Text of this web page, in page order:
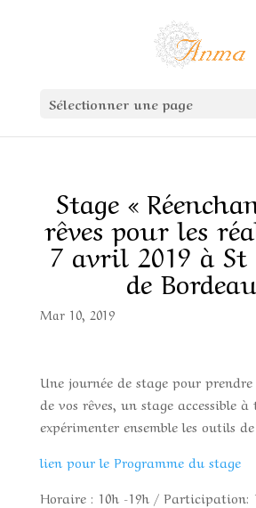
Sélectionner une page
Stage «
rêves pour les
7 avril 2019 à
de
Mar 10, 2019
Une journée de stage pour
de vos rêves, un stage accessible
expérimenter ensemble les outils
lien pour le Programme du stage
Horaire : 10h -19h / Participation: